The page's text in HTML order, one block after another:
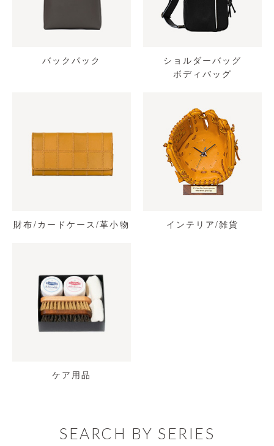
バックパック
ショルダーバッグ
ボディバッグ
財布/カードケース/革小物 インテリア/雑貨
ケア用品
SEARCH BY SERIES